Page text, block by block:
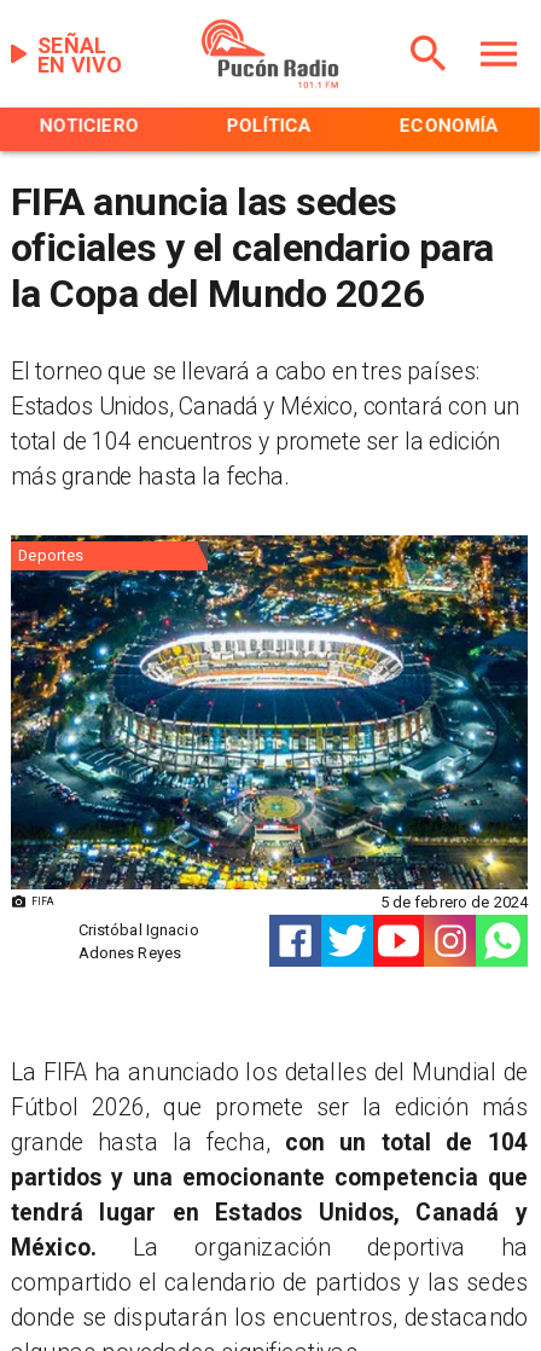
EN VIVO
SEÑAL
NOTICIERO POLÍTICA ECONOMÍA
FIFA anuncia las sedes
oficiales y el calendario para
la Copa del Mundo 2026
El torneo que se llevará a cabo en tres países:
Estados Unidos, Canadá y México, contará con un
total de 104 encuentros y promete ser la edición
más grande hasta la fecha.
FIFA
Deportes
Cristóbal Ignacio
Adones Reyes
5 de febrero de 2024
La FIFA ha anunciado los detalles del Mundial de
Fútbol 2026, que promete ser la edición más
grande hasta la fecha, con un total de 104
partidos y una emocionante competencia que
tendrá lugar en Estados Unidos, Canadá y
México. La organización deportiva ha
compartido el calendario de partidos y las sedes
donde se disputarán los encuentros, destacando